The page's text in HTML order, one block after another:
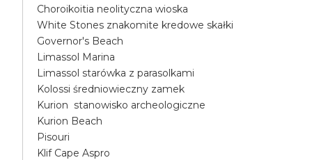
Choroikoitia neolityczna wioska
White Stones znakomite kredowe skałki
Governor's Beach
Limassol Marina
Limassol starówka z parasolkami
Kolossi średniowieczny zamek
Kurion stanowisko archeologiczne
Kurion Beach
Pisouri
Klif Cape Aspro